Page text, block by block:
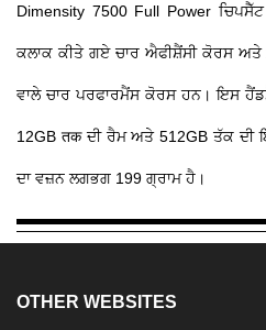
Dimensity 7500 Full Power
ਕਲਾਕ ਕੀਤੇ ਗਏ ਚਾਰ ਐਫੀਸ਼ੈਂਸੀ ਕੋਰਸ ਅਤੇ
ਵਾਲੇ ਚਾਰ ਪਰਫਾਰਮੈਂਸ ਕੋਰਸ ਹਨ। ਇਸ
12GB तक ਦੀ ਰੈਮ ਅਤੇ 512GB ਤੱਕ
ਦਾ ਵਜ਼ਨ ਲਗਭਗ 199 ਗ੍ਰਾਮ ਹੈ।
OTHER WEBSITES